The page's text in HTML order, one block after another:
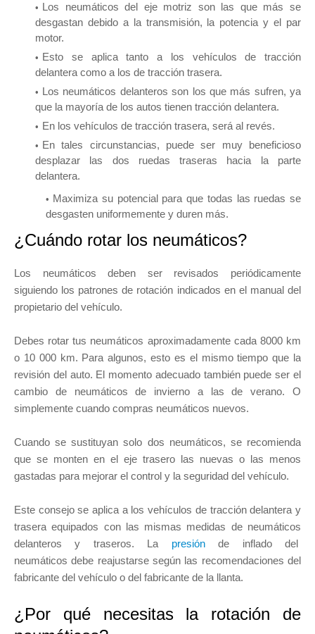
Los neumáticos del eje motriz son las que más se
desgastan debido a la transmisión, la potencia y el par
motor.
Esto se aplica tanto a los vehículos de tracción
delantera como a los de tracción trasera.
Los neumáticos delanteros son los que más sufren, ya
que la mayoría de los autos tienen tracción delantera.
En los vehículos de tracción trasera, será al revés.
En tales circunstancias, puede ser muy beneficioso
desplazar las dos ruedas traseras hacia la parte
delantera.
Maximiza su potencial para que todas las ruedas se
desgasten uniformemente y duren más.
¿Cuándo rotar los neumáticos?
Los neumáticos deben ser revisados periódicamente
siguiendo los patrones de rotación indicados en el manual del
propietario del vehículo.
Debes rotar tus neumáticos aproximadamente cada 8000 km
o 10 000 km. Para algunos, esto es el mismo tiempo que la
revisión del auto. El momento adecuado también puede ser el
cambio de neumáticos de invierno a las de verano. O
simplemente cuando compras neumáticos nuevos.
Cuando se sustituyan solo dos neumáticos, se recomienda
que se monten en el eje trasero las nuevas o las menos
gastadas para mejorar el control y la seguridad del vehículo.
Este consejo se aplica a los vehículos de tracción delantera y
trasera equipados con las mismas medidas de neumáticos
delanteros y traseros. La presiónde inflado del
neumáticos debe reajustarse según las recomendaciones del
fabricante del vehículo o del fabricante de la llanta.
¿Por qué necesitas la rotación de